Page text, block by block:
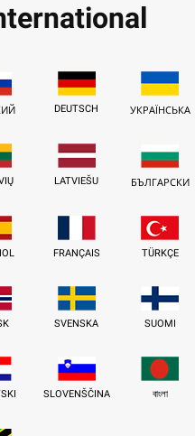
DEUTSCH УКРАЇНСЬКА
LATVIEŠU БЪЛГАРСКИ
FRANÇAIS TÜRKÇE
SVENSKA SUOMI
SLOVENŠČINA বাংলা